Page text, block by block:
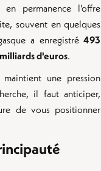
permanence l'offre
souvent en quelques
a enregistré493
d'euros.
une pression
il faut anticiper,
de vous positionner